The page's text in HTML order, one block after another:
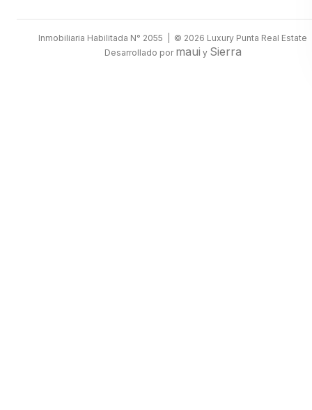
Inmobiliaria Habilitada N° 2055 | © 2026 Luxury Punta Real Estate
Desarrollado por maui y Sierra